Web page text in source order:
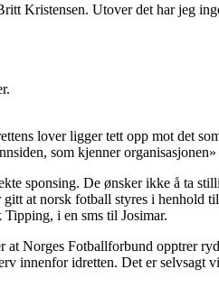
Kristensen. Utover det har jeg
lover ligger tett opp mot det
som kjenner
sponsing. De ønsker ikke å ta
at norsk fotball styres i henhold
i en sms til Josimar.
at Norges Fotballforbund opptrer
innenfor idretten. Det er selvsagt